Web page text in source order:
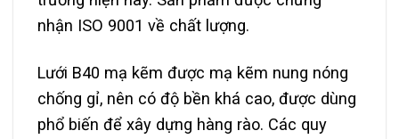
nhận ISO 9001 về chất lượng.
Lưới B40 mạ kẽm được mạ kẽm nung nóng
chống gỉ, nên có độ bền khá cao, được dùng
phổ biến để xây dựng hàng rào. Các quy